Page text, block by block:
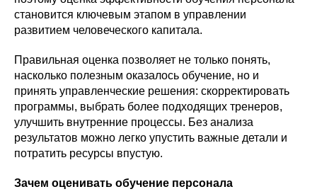
становится ключевым этапом в управлении
развитием человеческого капитала.
Правильная оценка позволяет не только понять,
насколько полезным оказалось обучение, но и
принять управленческие решения: скорректировать
программы, выбрать более подходящих тренеров,
улучшить внутренние процессы. Без анализа
результатов можно легко упустить важные детали и
потратить ресурсы впустую.
Зачем оценивать обучение персонала